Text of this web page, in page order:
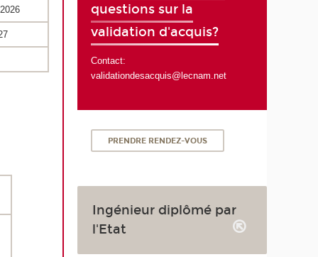
questions sur la
validation d'acquis?
Contact:
validationdesacquis@lecnam.net
PRENDRE RENDEZ-VOUS
Ingénieur diplômé par
l'Etat